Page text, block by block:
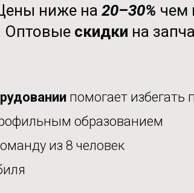
ниже на 20–30% чем
Оптовые скидки на
помогает избегать
образованием
из 8 человек